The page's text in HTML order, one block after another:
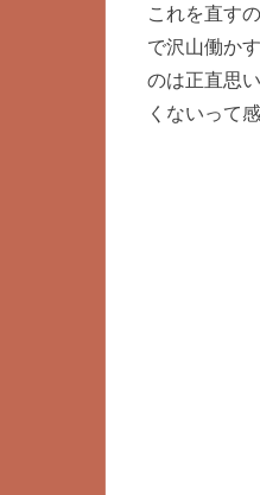
これを直す
で沢山働か
のは正直思
くないって